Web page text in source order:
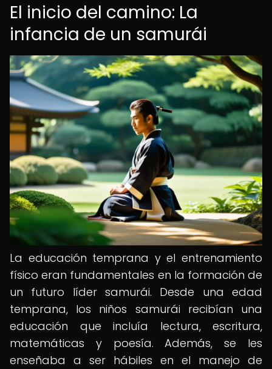
El inicio del camino: La
infancia de un samurái
La educación temprana y el entrenamiento
físico eran fundamentales en la formación de
un futuro líder samurái. Desde una edad
temprana, los niños samurái recibían una
educación que incluía lectura, escritura,
matemáticas y poesía. Además, se les
enseñaba a ser hábiles en el manejo de